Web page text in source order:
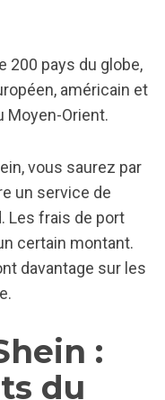
200 pays du globe,
américain et
Moyen-Orient.
vous saurez par
un service de
Les frais de port
certain montant.
davantage sur les
:
du